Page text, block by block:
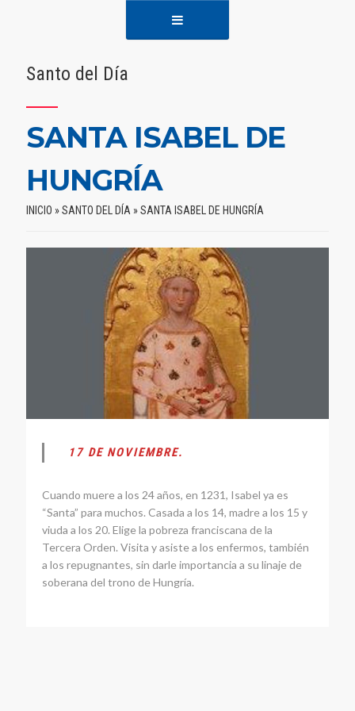
Santo del Día
SANTA ISABEL DE
HUNGRÍA
INICIO »SANTO DEL DÍA »SANTA ISABEL DE HUNGRÍA
17 DE NOVIEMBRE.
Cuando muere a los 24 años, en 1231, Isabel ya es
“Santa” para muchos. Casada a los 14, madre a los 15 y
viuda a los 20. Elige la pobreza franciscana de la
Tercera Orden. Visita y asiste a los enfermos, también
a los repugnantes, sin darle importancia a su linaje de
soberana del trono de Hungría.